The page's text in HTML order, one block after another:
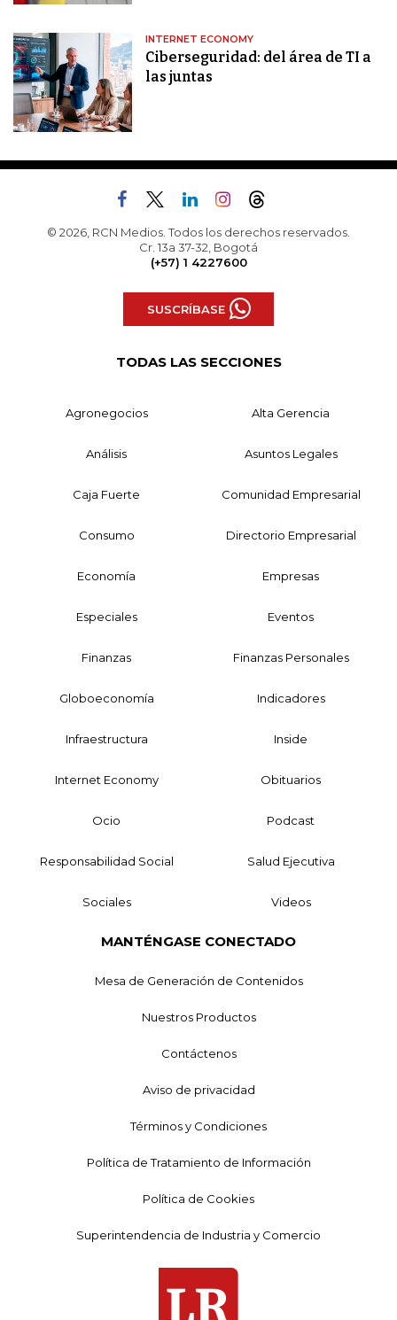
INTERNET ECONOMY
Ciberseguridad: del área de TI a
las juntas
© 2026, RCN Medios. Todos los derechos reservados.
Cr. 13a 37-32, Bogotá
(+57) 1 4227600
SUSCRÍBASE
TODAS LAS SECCIONES
Agronegocios Alta Gerencia
Análisis Asuntos Legales
Caja Fuerte Comunidad Empresarial
Consumo Directorio Empresarial
Economía Empresas
Especiales Eventos
Finanzas Finanzas Personales
Globoeconomía Indicadores
Infraestructura Inside
Internet Economy Obituarios
Ocio Podcast
Responsabilidad Social Salud Ejecutiva
Sociales Videos
MANTÉNGASE CONECTADO
Mesa de Generación de Contenidos
Nuestros Productos
Contáctenos
Aviso de privacidad
Términos y Condiciones
Política de Tratamiento de Información
Política de Cookies
Superintendencia de Industria y Comercio